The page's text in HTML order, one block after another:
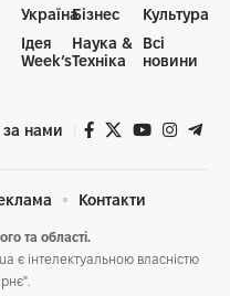
Україна
Ідея
Week’s
Бізнес
Наука &
Техніка
Культура
Всі
новини
за нами
та області.
є інтелектуальною власністю
Контакти